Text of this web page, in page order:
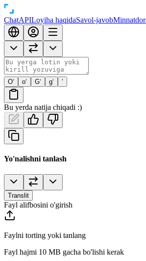
ChatAPILoyiha haqidaSavol-javob
O‘ o‘ G‘ g‘ ’
Bu yerda natija chiqadi :)
Yo'nalishni tanlash
Translit
Fayl alifbosini o'girish
Faylni torting yoki tanlang
Fayl hajmi 10 MB gacha bo'lishi kerak